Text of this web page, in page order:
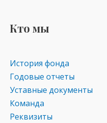
Кто мы
История фонда
Годовые отчеты
Уставные документы
Команда
Реквизиты